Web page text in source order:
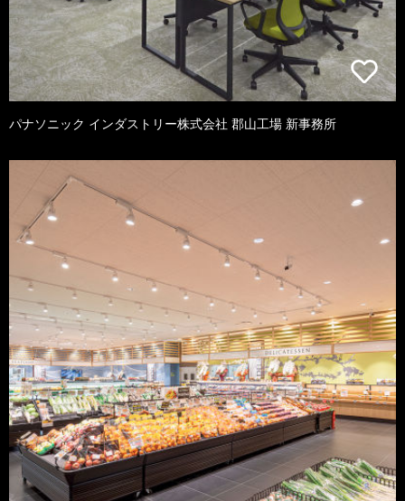
パナソニック インダストリー株式会社 郡山工場 新事務所